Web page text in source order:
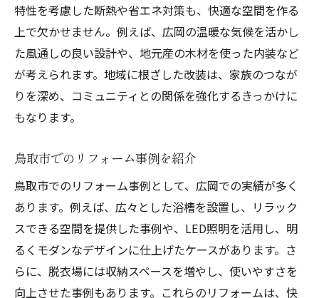
お風呂のエコリフォーム成功の鍵
特性を考慮した断熱や省エネ対策も、快適な空間を作る
上で欠かせません。例えば、広岡の温暖な気候を活かし
た風通しの良い設計や、地元産の木材を使った内装など
が考えられます。地域に根ざした改装は、家族のつなが
りを深め、コミュニティとの関係を強化するきっかけに
もなります。
鳥取市でのリフォーム事例を紹介
鳥取市でのリフォーム事例として、広岡での実績が多く
あります。例えば、広々とした浴槽を設置し、リラック
スできる空間を提供した事例や、LED照明を活用し、明
るくモダンなデザインに仕上げたケースがあります。さ
らに、脱衣場には収納スペースを増やし、使いやすさを
向上させた事例もあります。これらのリフォームは、快